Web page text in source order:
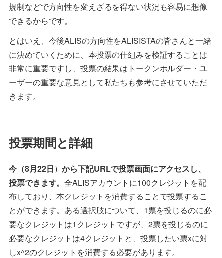
規制などで方向性を変えざるを得ない状況も容易に想像
できるからです。
とはいえ、今後ALISの方向性をALISISTAの皆さんと一緒
に決めていくために、本投票の仕組みを検証することは
非常に重要ですし、投票の結果はトークンホルダー・ユ
ーザーの重要な意見として私たちも参考にさせていただ
きます。
投票期間と詳細
今（8月22日）から下記URLで投票画面にアクセスし、
投票できます。 全ALISアカウントに100クレジットを配
布しており、本クレジットを消費することで投票するこ
とができます。ある選択肢について、1票を投じるのに必
要なクレジットは1クレジットですが、2票を投じるのに
必要なクレジットは4クレジットと、投票したい票xに対
しx^2のクレジットを消費する必要があります。